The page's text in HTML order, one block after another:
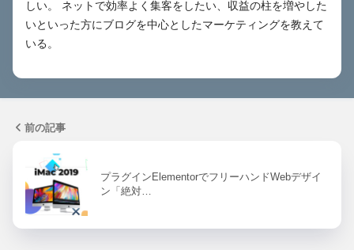
しい。 ネットで効率よく集客をしたい、収益の柱を増やした
いといった方にブログを中心としたマーケティングを教えて
いる。
前の記事
プラグインElementorでフリーハンドWebデザイ
ン「絶対…